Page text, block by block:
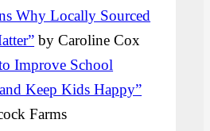
Why Locally Sourced
by Caroline Cox
Improve School
Keep Kids Happy”
Farms